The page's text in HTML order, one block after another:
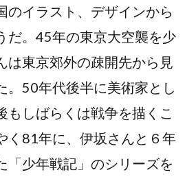
のイラスト、デザインから
だ。45年の東京大空襲を少
は東京郊外の疎開先から見
。50年代後半に美術家とし
もしばらくは戦争を描くこ
く81年に、伊坂さんと６年
「少年戦記」のシリーズを